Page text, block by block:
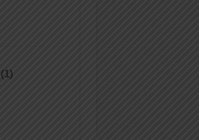
(1)